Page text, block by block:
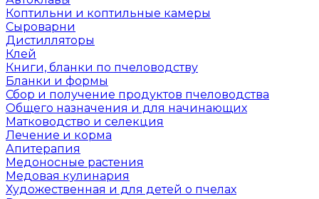
Коптильни и коптильные камеры
Сыроварни
Дистилляторы
Клей
Книги, бланки по пчеловодству
Бланки и формы
Сбор и получение продуктов пчеловодства
Общего назначения и для начинающих
Матководство и селекция
Лечение и корма
Апитерапия
Медоносные растения
Медовая кулинария
Художественная и для детей о пчелах